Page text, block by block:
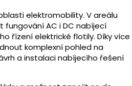
elektromobility. V areálu
fungování AC i DC nabíjecí
řízení elektrické flotily. Díky více
komplexní pohled na
a instalaci nabíjecího řešení